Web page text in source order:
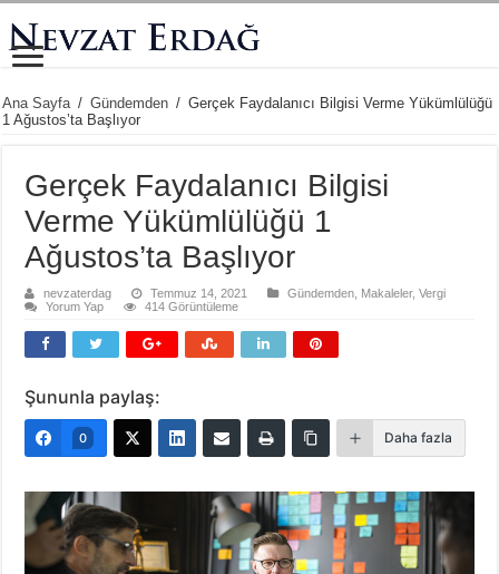
Ana Sayfa / Gündemden / Gerçek Faydalanıcı Bilgisi Verme Yükümlülüğü
1 Ağustos’ta Başlıyor
Gerçek Faydalanıcı Bilgisi
Verme Yükümlülüğü 1
Ağustos’ta Başlıyor
nevzaterdag Temmuz 14, 2021 Gündemden Makaleler,Vergi
Yorum Yap
414 Görüntüleme
Şununla paylaş:
0 Daha fazla